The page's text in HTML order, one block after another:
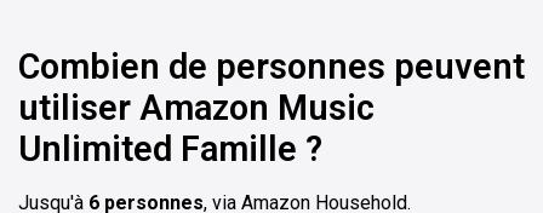
Combien de personnes peuvent
utiliser Amazon Music
Unlimited Famille ?
Jusqu'à 6 personnes, via Amazon Household.